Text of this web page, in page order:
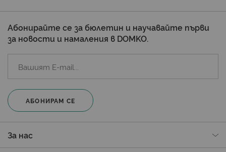
Абонирайте се за бюлетин и научавайте първи
за новости и намаления в DOMKO.
АБОНИРАМ СЕ
За нас